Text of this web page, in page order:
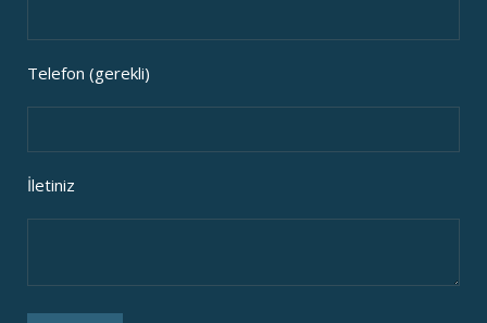
Telefon (gerekli)
İletiniz